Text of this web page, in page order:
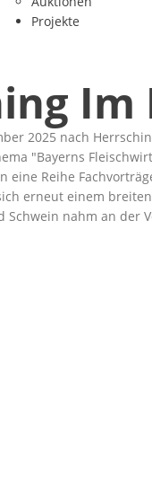
Projekte
Im
2025 nach
Bayerns
Reihe
erneut einem
Schwein nahm an der